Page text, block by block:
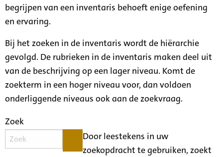
begrijpen van een inventaris behoeft enige oefening
en ervaring.
Bij het zoeken in de inventaris wordt de hiërarchie
gevolgd. De rubrieken in de inventaris maken deel uit
van de beschrijving op een lager niveau. Komt de
zoekterm in een hoger niveau voor, dan voldoen
onderliggende niveaus ook aan de zoekvraag.
Zoek
Door leestekens in uw
zoekopdracht te gebruiken, zoekt